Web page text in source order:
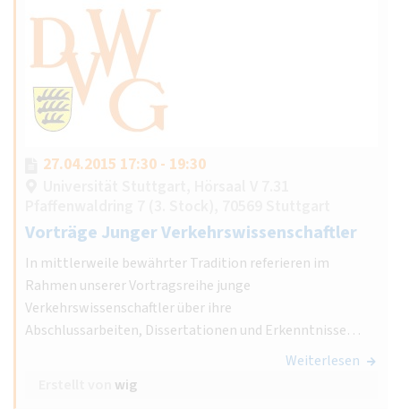
27.04.2015 17:30 - 19:30
Vorträge Junger Verkehrswissenschaftler
In mittlerweile bewährter Tradition referieren im
Rahmen unserer Vortragsreihe junge
Verkehrswissenschaftler über ihre
Abschlussarbeiten, Dissertationen und Erkenntnisse…
Weiterlesen
wig